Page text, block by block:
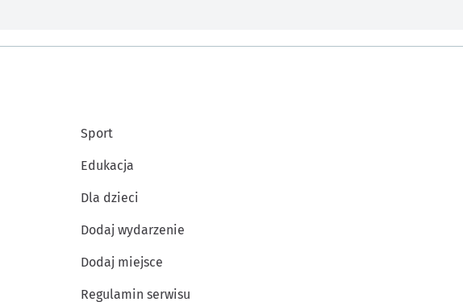
Sport
Edukacja
Dla dzieci
Dodaj wydarzenie
Dodaj miejsce
Regulamin serwisu